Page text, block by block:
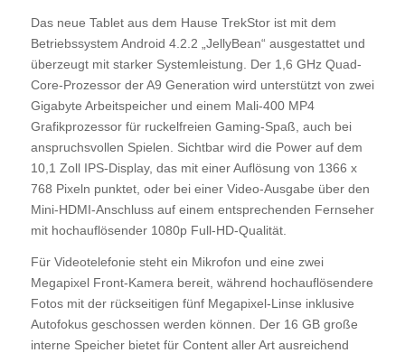
Das neue Tablet aus dem Hause TrekStor ist mit dem
Betriebssystem Android 4.2.2 „JellyBean“ ausgestattet und
überzeugt mit starker Systemleistung. Der 1,6 GHz Quad-
Core-Prozessor der A9 Generation wird unterstützt von zwei
Gigabyte Arbeitspeicher und einem Mali-400 MP4
Grafikprozessor für ruckelfreien Gaming-Spaß, auch bei
anspruchsvollen Spielen. Sichtbar wird die Power auf dem
10,1 Zoll IPS-Display, das mit einer Auflösung von 1366 x
768 Pixeln punktet, oder bei einer Video-Ausgabe über den
Mini-HDMI-Anschluss auf einem entsprechenden Fernseher
mit hochauflösender 1080p Full-HD-Qualität.
Für Videotelefonie steht ein Mikrofon und eine zwei
Megapixel Front-Kamera bereit, während hochauflösendere
Fotos mit der rückseitigen fünf Megapixel-Linse inklusive
Autofokus geschossen werden können. Der 16 GB große
interne Speicher bietet für Content aller Art ausreichend